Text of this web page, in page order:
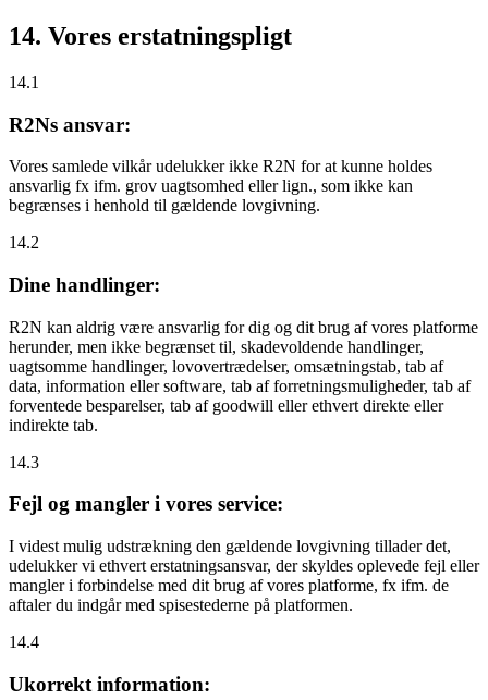
14. Vores erstatningspligt
14.1
R2Ns ansvar:
Vores samlede vilkår udelukker ikke R2N for at kunne holdes
ansvarlig fx ifm. grov uagtsomhed eller lign., som ikke kan
begrænses i henhold til gældende lovgivning.
14.2
Dine handlinger:
R2N kan aldrig være ansvarlig for dig og dit brug af vores platforme
herunder, men ikke begrænset til, skadevoldende handlinger,
uagtsomme handlinger, lovovertrædelser, omsætningstab, tab af
data, information eller software, tab af forretningsmuligheder, tab af
forventede besparelser, tab af goodwill eller ethvert direkte eller
indirekte tab.
14.3
Fejl og mangler i vores service:
I videst mulig udstrækning den gældende lovgivning tillader det,
udelukker vi ethvert erstatningsansvar, der skyldes oplevede fejl eller
mangler i forbindelse med dit brug af vores platforme, fx ifm. de
aftaler du indgår med spisestederne på platformen.
14.4
Ukorrekt information: